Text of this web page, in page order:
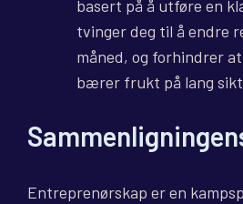
basert på å utføre en
tvinger deg til å endre
måned, og forhindrer
bærer frukt på lang
Entreprenørskap er en